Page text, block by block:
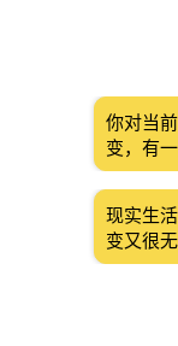
你对当
变，有
现实生
变又很